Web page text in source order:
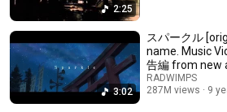
2:25
3:02
スパークル
name. Music
告編 from new
花」初回盤DVD
RADWIMPS
287M views
9